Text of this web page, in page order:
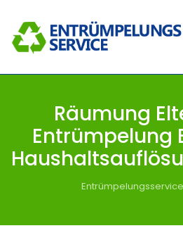
Räumung
Entrümpelung
Entrümpelungsservice